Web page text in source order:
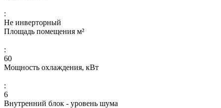
:
Не инверторный
Площадь помещения м²
:
60
Мощность охлаждения, кВт
:
6
Внутренний блок - уровень шума